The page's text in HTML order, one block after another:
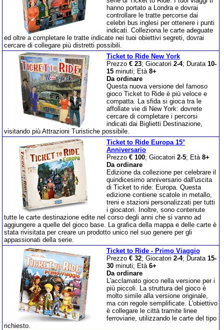
hanno portato a Londra e dovrai
controllare le tratte percorse dai
celebri bus inglesi per ottenere i punti
indicati. Colleziona le carte adeguate
ed oltre a completare le tratte indicate nei tuoi obiettivi segreti, dovrai
cercare di collegare più distretti possibili.
Ticket to Ride New York
Prezzo € 23; Giocatori 2-4; Durata 10-
15 minuti; Età 8+
Da ordinare
Questa nuova versione del famoso
gioco Ticket to Ride è più veloce e
compatta. La sfida si gioca tra le
affollate vie di New York: dovrete
cercare di completare i percorsi
indicati dai Biglietti Destinazione,
visitando più Attrazioni Turistiche possibile.
Ticket to Ride Europa 15°
Anniversario
Prezzo € 100; Giocatori 2-5; Età 8+
Da ordinare
Edizione da collezione per celebrare il
quindicesimo anniversario dall'uscita
di Ticket to ride: Europa. Questa
edizione contiene scatole in metallo,
treni e stazioni personalizzati per tutti
i giocatori. Inoltre, sono contenute
tutte le carte destinazione edite nel corso degli anni che si vanno ad
aggiungere a quelle del gioco base. La grafica della mappa e delle carte è
stata rivisitata per creare un prodotto unico nel suo genere per gli
appassionati della serie.
Ticket to Ride - Primo Viaggio
Prezzo € 32; Giocatori 2-4; Durata 15-
30 minuti; Età 6+
Da ordinare
L'acclamato gioco nella versione per i
più piccoli. La struttura del gioco è
molto simile alla versione originale,
ma con regole semplificate. L'obiettivo
è collegare le città tramite linee
ferroviarie, utilizzando le carte del tipo
richiesto.